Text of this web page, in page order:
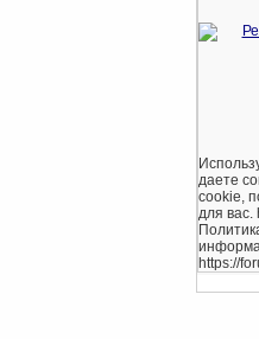
даете
cookie,
для вас.
https://